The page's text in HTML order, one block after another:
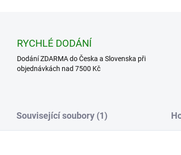
RYCHLÉ DODÁNÍ
Dodání ZDARMA do Česka a Slovenska při
objednávkách nad 7500 Kč
Související soubory (1)